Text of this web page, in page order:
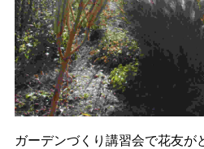
ガーデンづくり講習会で花友が